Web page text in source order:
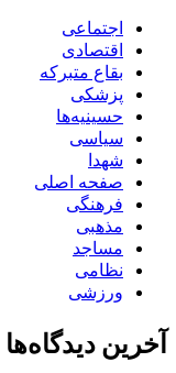
اجتماعی
اقتصادی
بقاع متبرکه
پزشکی
حسینیه‌ها
سیاسی
شهدا
صفحه اصلی
فرهنگی
مذهبی
مساجد
نظامی
ورزشی
آخرین دیدگاه‌ها